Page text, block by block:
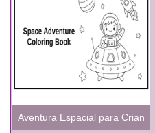
Aventura Espacial para Crianças